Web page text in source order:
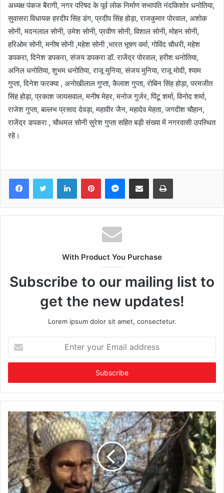
अध्यक्ष पंकज बैरागी, नगर परिषद के पूर्व लोक निर्माण सभापति नंदकिशोर धनोतिया,
सुवासरा विधायक हरदीप सिंह डंग, प्रदीप सिंह होड़ा, राजकुमार पोरवाल, अशोक
सोनी, मदनलाल सोनी, उमेश सोनी, प्रवीण सोनी, विशाल सोनी, मोहन सोनी,
हरिओम सोनी, मनीष सोनी ,महेश सोनी ,भारत भूषण वर्मा, गोविंद चौधरी, महेश
डपकरा, दिनेश डपकरा, संजय डपकरा डॉ. राजेंद्र पोरवाल, हरीश धनोतिया,
अनिल धनोतिया, शुभम धनोतिया, राजू मुनिया, संजय मुनिया, राजू मोदी, श्याम
गुप्ता, दिनेश फरक्या , अनोखीलाल गुप्ता, कैलाश गुप्ता, रोबिन सिंह होड़ा, परमजीत
सिंह होड़ा, प्रकाश जायसवाल, मनीष मेहर, मनोज गुर्जर, पिंटू शर्मा, विनोद शर्मा,
राजेश गुप्ता, बल्लभ प्रसाद देवड़ा, महावीर जैन, महादेव मेहता, जगदीश चौहान,
राजेंद्र डपकरा , चौथमल सोनी सुरेश गुप्ता सहित बड़ी संख्या में नगरवासी उपस्थित
रहे।
FacebookTwitter LinkedInPinterestMessenger
Share via Email Print
With Product You Purchase
Subscribe to our mailing list to
get the new updates!
Lorem ipsum dolor sit amet, consectetur.
your
Email